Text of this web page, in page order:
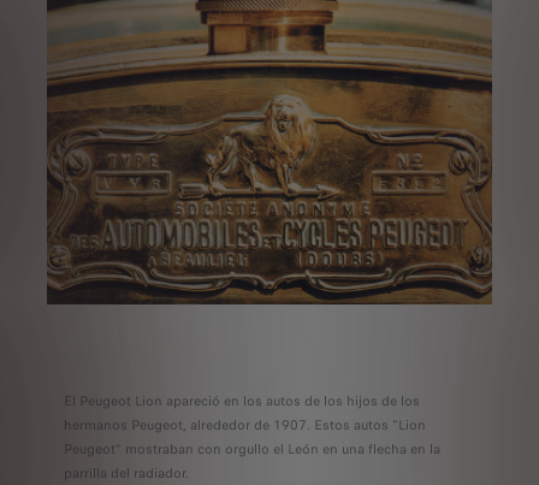
El Peugeot Lion apareció en los autos de los hijos de los
hermanos Peugeot, alrededor de 1907. Estos autos "Lion
Peugeot" mostraban con orgullo el León en una flecha en la
parrilla del radiador.